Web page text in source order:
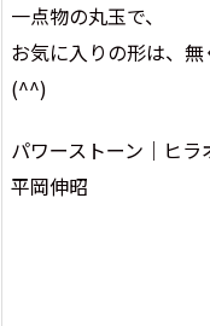
一点物の丸玉で、
お気に入りの形は、
(^^)
パワーストーン｜ヒラ
平岡伸昭